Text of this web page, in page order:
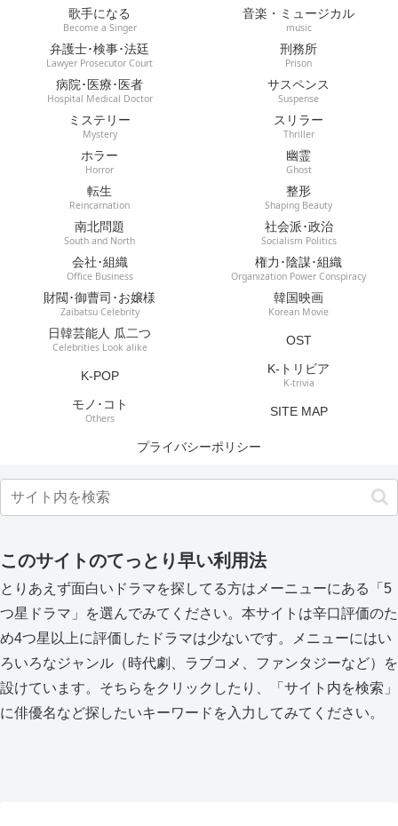
歌手になる
Become a Singer
音楽・ミュージカル
music
弁護士･検事･法廷
Lawyer Prosecutor Court
刑務所
Prison
病院･医療･医者
Hospital Medical Doctor
サスペンス
Suspense
ミステリー
Mystery
スリラー
Thriller
ホラー
Horror
幽霊
Ghost
転生
Reincarnation
整形
Shaping Beauty
南北問題
South and North
社会派･政治
Socialism Politics
会社･組織
Office Business
権力･陰謀･組織
Organization Power Conspiracy
財閥･御曹司･お嬢様
Zaibatsu Celebrity
韓国映画
Korean Movie
日韓芸能人 瓜二つ
Celebrities Look alike OST
K-POP K-トリビア
K-trivia
モノ･コト
Others SITE MAP
プライバシーポリシー
このサイトのてっとり早い利用法
とりあえず面白いドラマを探してる方はメーニューにある「5
つ星ドラマ」を選んでみてください。本サイトは辛口評価のた
め4つ星以上に評価したドラマは少ないです。メニューにはい
ろいろなジャンル（時代劇、ラブコメ、ファンタジーなど）を
設けています。そちらをクリックしたり、「サイト内を検索」
に俳優名など探したいキーワードを入力してみてください。